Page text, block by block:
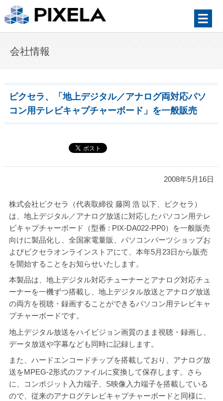
会社情報
ピクセラ、「地上デジタル／アナログ両対応パソ
コン用テレビキャプチャーボード」を一般販売
2008年5月16日
株式会社ピクセラ（代表取締役 藤岡 浩 以下、ピクセラ）
は、地上デジタル／アナログ放送に対応したパソコン用テレ
ビキャプチャーボード（型番 : PIX-DA022-PP0）を一般販売
向けに製品化し、全国家電量販、パソコンパーツショップお
よびピクセラオンラインストアにて、本年5月23日から販売
を開始することをお知らせいたします。
本製品は、地上デジタル対応チューナーとアナログ対応チュ
ーナーを一機ずつ搭載し、地上デジタル放送とアナログ放送
の両方を視聴・録画することができるパソコン用テレビキャ
プチャーボードです。
地上デジタル放送をハイビジョン画質のまま視聴・録画し、
データ放送や字幕なども同時に記録します。
また、ハードエンコードチップを搭載しており、アナログ放
送をMPEG-2形式のファイルに変換して保存します。さら
に、コンポジット入力端子、S映像入力端子を搭載している
ので、従来のアナログテレビキャプチャーボードと同様に、